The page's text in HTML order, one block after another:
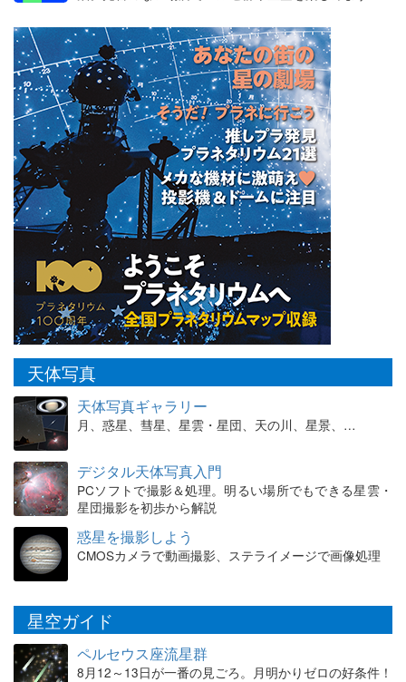
天体写真
天体写真ギャラリー
月、惑星、彗星、星雲・星団、天の川、星景、…
デジタル天体写真入門
PCソフトで撮影＆処理。明るい場所でもできる星雲・
星団撮影を初歩から解説
惑星を撮影しよう
CMOSカメラで動画撮影、ステライメージで画像処理
星空ガイド
ペルセウス座流星群
8月12～13日が一番の見ごろ。月明かりゼロの好条件！